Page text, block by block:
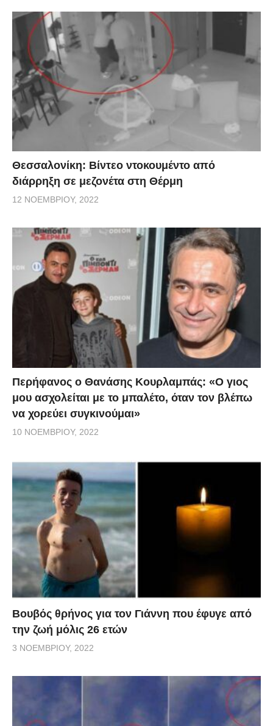
Θεσσαλονίκη: Βίντεο ντοκουμέντο από
διάρρηξη σε μεζονέτα στη Θέρμη
12 ΝΟΕΜΒΡΊΟΥ, 2022
Περήφανος ο Θανάσης Κουρλαμπάς: «Ο γιος
μου ασχολείται με το μπαλέτο, όταν τον βλέπω
να χορεύει συγκινούμαι»
10 ΝΟΕΜΒΡΊΟΥ, 2022
Βουβός θρήνος για τον Γιάννη που έφυγε από
την ζωή μόλις 26 ετών
3 ΝΟΕΜΒΡΊΟΥ, 2022